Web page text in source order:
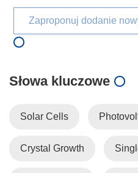
Zaproponuj dodanie
Słowa kluczowe
Solar Cells
Crystal Growth